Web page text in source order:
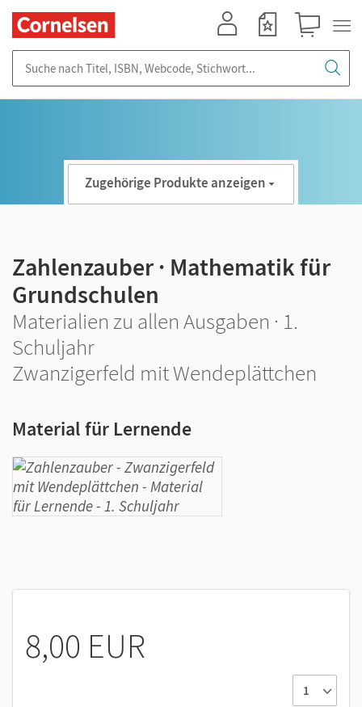
Zugehörige Produkte anzeigen
Zahlenzauber · Mathematik für
Grundschulen
Materialien zu allen Ausgaben · 1.
Schuljahr
Zwanzigerfeld mit Wendeplättchen
Material für Lernende
8,00 EUR